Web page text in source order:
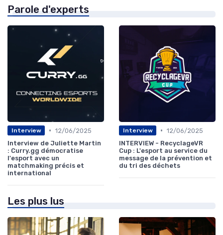
Parole d'experts
Interview • 12/06/2025
Interview de Juliette Martin
: Curry.gg démocratise
l'esport avec un
matchmaking précis et
international
Interview • 12/06/2025
INTERVIEW - RecyclageVR
Cup : L'esport au service du
message de la prévention et
du tri des déchets
Les plus lus